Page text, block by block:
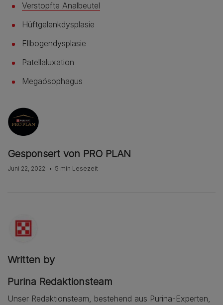
Verstopfte Analbeutel
Hüftgelenkdysplasie
Ellbogendysplasie
Patellaluxation
Megaösophagus
Gesponsert von PRO PLAN
Juni 22, 2022 5 min Lesezeit
Written by
Purina Redaktionsteam
Unser Redaktionsteam, bestehend aus Purina-Experten,